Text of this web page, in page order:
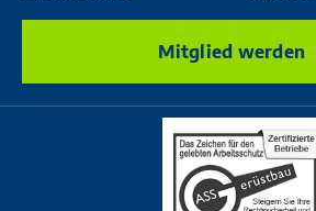
Mitglied werden